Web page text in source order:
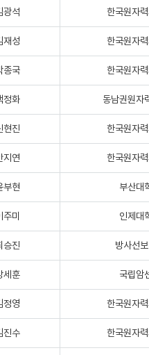
광석 한국원자
재성 한국원자
종국 한국원자
정화 동남권원자
현진 한국원자
지연 한국원자
부현 부산대
주미 인제대
승진 방사선
세훈 국립암
정영 한국원자
진수 한국원자